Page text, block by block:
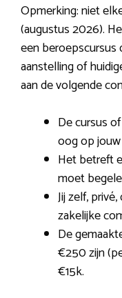
Opmerking: niet
(augustus 2026).
een beroepscursus
aanstelling of
aan de volgende
De cursus
oog op
Het betreft
moet
Jij zelf,
zakelijke
De
€250 zijn
€15k.